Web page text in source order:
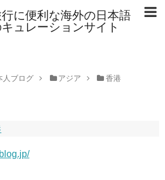
に便利な海外の日本語
ュレーションサイト
人ブログ アジア 香港